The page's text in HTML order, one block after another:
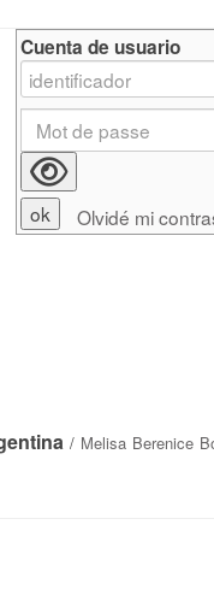
/ Melisa Berenice
Cuenta de usuario
Olvidé mi